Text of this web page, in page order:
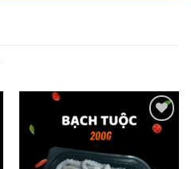
Add to